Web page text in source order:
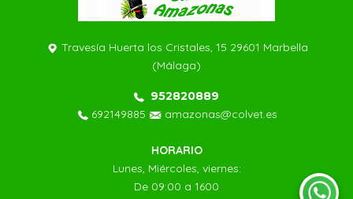
Travesía Huerta los Cristales, 15 29601 Marbella
(Málaga)
952820889
692149885
amazonas@colvet.es
HORARIO
Lunes, Miércoles, viernes:
De 09:00 a 1600